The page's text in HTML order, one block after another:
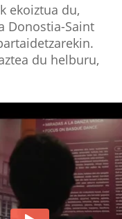
ekoiztua du,
Donostia-Saint
du helburu,